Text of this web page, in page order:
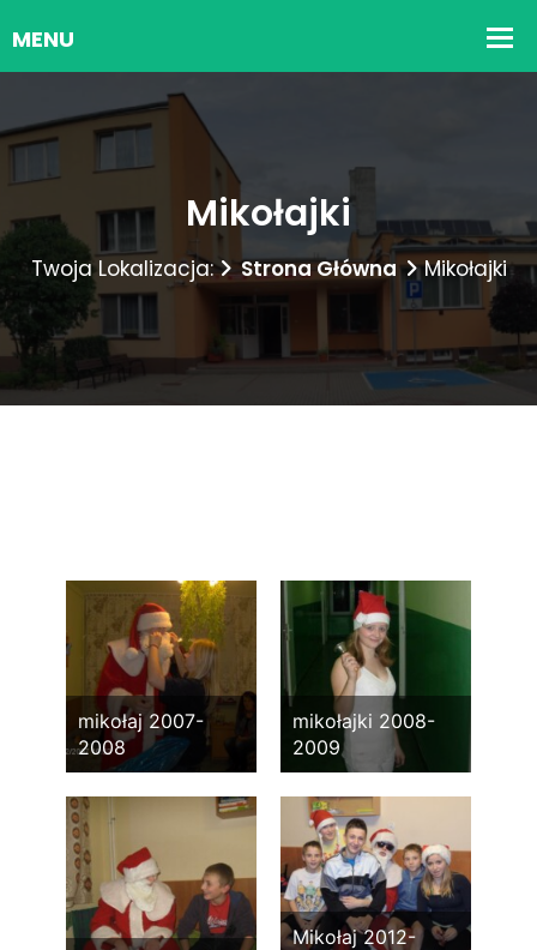
Mikołajki
Twoja Lokalizacja: Strona Główna Mikołajki
mikołaj 2007-
2008
mikołajki 2008-
2009
Mikołaj 2012-